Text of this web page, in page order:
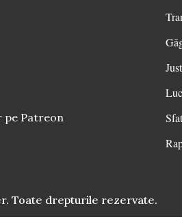
pe Patreon
Toate drepturile rezervate.